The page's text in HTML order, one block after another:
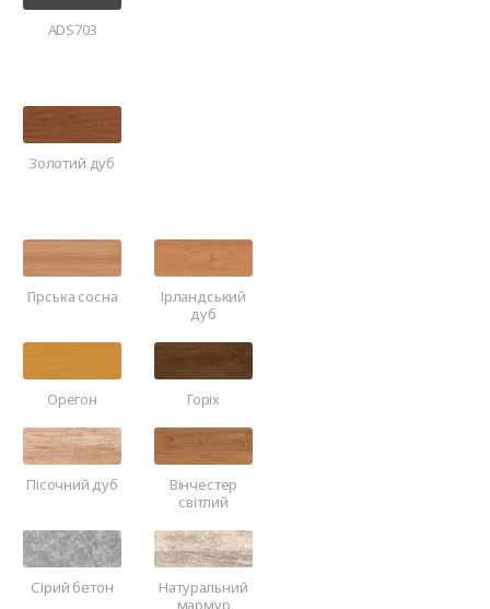
ADS703
Золотий дуб
Гірська сосна
Ірландський
дуб
Орегон Горіх
Пісочний дуб
Вінчестер
світлий
Сірий бетон
Натуральний
мармур